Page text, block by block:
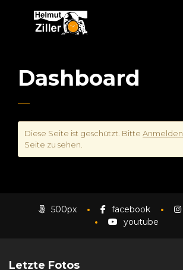
Dashboard
Diese Seite ist geschützt. Bitte Anmelden
Seite zu sehen.
500px facebook
youtube
Letzte Fotos